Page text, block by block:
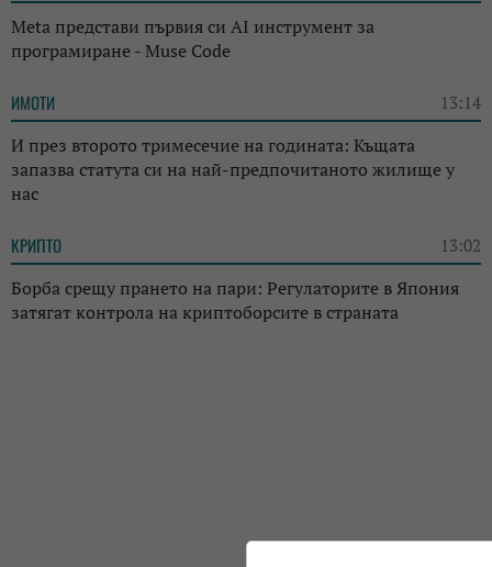
Meta представи първия си AI инструмент за
програмиране - Muse Code
ИМОТИ 13:14
И през второто тримесечие на годината: Къщата
запазва статута си на най-предпочитаното жилище у
нас
КРИПТО 13:02
Борба срещу прането на пари: Регулаторите в Япония
затягат контрола на криптоборсите в страната